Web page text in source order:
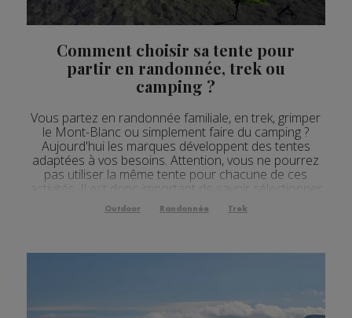
Comment choisir sa tente pour
partir en randonnée, trek ou
camping ?
Vous partez en randonnée familiale, en trek, grimper
le Mont-Blanc ou simplement faire du camping ?
Aujourd'hui les marques développent des tentes
adaptées à vos besoins. Attention, vous ne pourrez
pas utiliser la même tente pour chacune de ces
activités. Il est donc important de savoir sélectionner
la tente qui vous correspondra et appropriée aux
activités que vous allez pratiquer. Découvrez les ...
Outdoor Randonnée Trek